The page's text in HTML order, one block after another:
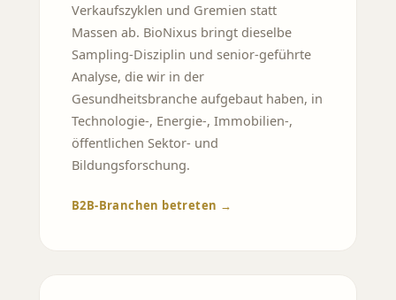
Verkaufszyklen und Gremien statt
Massen ab. BioNixus bringt dieselbe
Sampling-Disziplin und senior-geführte
Analyse, die wir in der
Gesundheitsbranche aufgebaut haben, in
Technologie-, Energie-, Immobilien-,
öffentlichen Sektor- und
Bildungsforschung.
B2B-Branchen betreten →